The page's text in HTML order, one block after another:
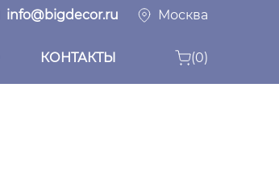
info@bigdecor.ru Москва
КОНТАКТЫ (0)